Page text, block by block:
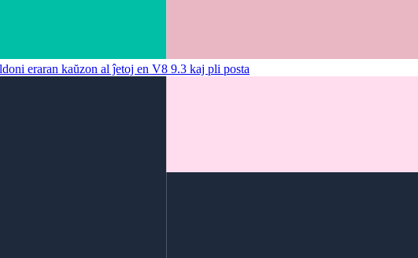
eraran kaŭzon al ĵetoj en V8 9.3 kaj pli posta